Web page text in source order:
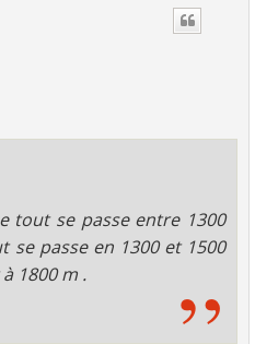
tout se passe entre 1300
se passe en 1300 et 1500
1800 m .